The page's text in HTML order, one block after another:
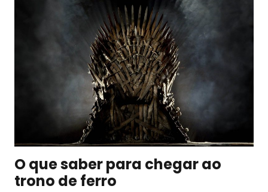
O que saber para chegar ao
trono de ferro